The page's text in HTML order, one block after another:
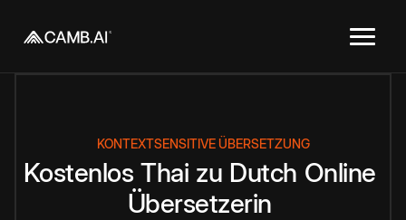
KONTEXTSENSITIVE ÜBERSETZUNG
Kostenlos Thai zu Dutch Online
Übersetzerin